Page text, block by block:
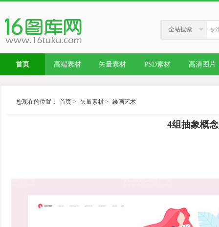
全站搜索
首页 高端素材 矢量素材 PSD素材 高清图片
您现在的位置： 首页 > 矢量素材 > 绘画艺术
4组抽象概